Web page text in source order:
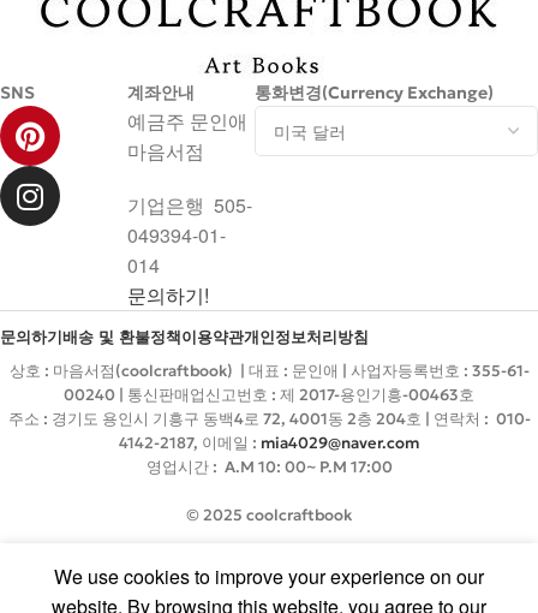
SNS 계좌안내
예금주 문인애
마음서점
기업은행 505-
049394-01-
014
문의하기!
통화변경(Currency Exchange)
문의하기배송 및 환불정책이용약관개인정보처리방침
상호 : 마음서점(coolcraftbook) | 대표 : 문인애 | 사업자등록번호 : 355-61-
00240 | 통신판매업신고번호 : 제 2017-용인기흥-00463호
주소 : 경기도 용인시 기흥구 동백4로 72, 4001동 2층 204호 | 연락처 : 010-
4142-2187, 이메일 : mia4029@naver.com
영업시간 : A.M 10: 00~ P.M 17:00
© 2025 coolcraftbook
We use cookies to improve your experience on our
website. By browsing this website, you agree to our